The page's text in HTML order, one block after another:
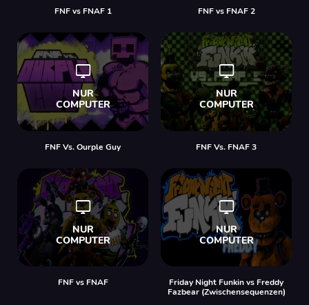
FNF vs FNAF 1 FNF vs FNAF 2
FNF Vs. Ourple Guy FNF Vs. FNAF 3
FNF vs FNAF
Friday Night Funkin vs Freddy
Fazbear (Zwischensequenzen)